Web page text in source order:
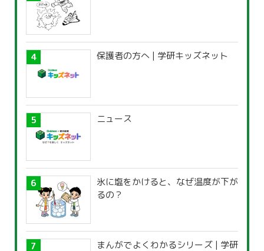
保護者の方へ | 学研キッズネット
ニュース
氷に塩をかけると、なぜ温度が下が
るの？
まんがでよくわかるシリーズ | 学研